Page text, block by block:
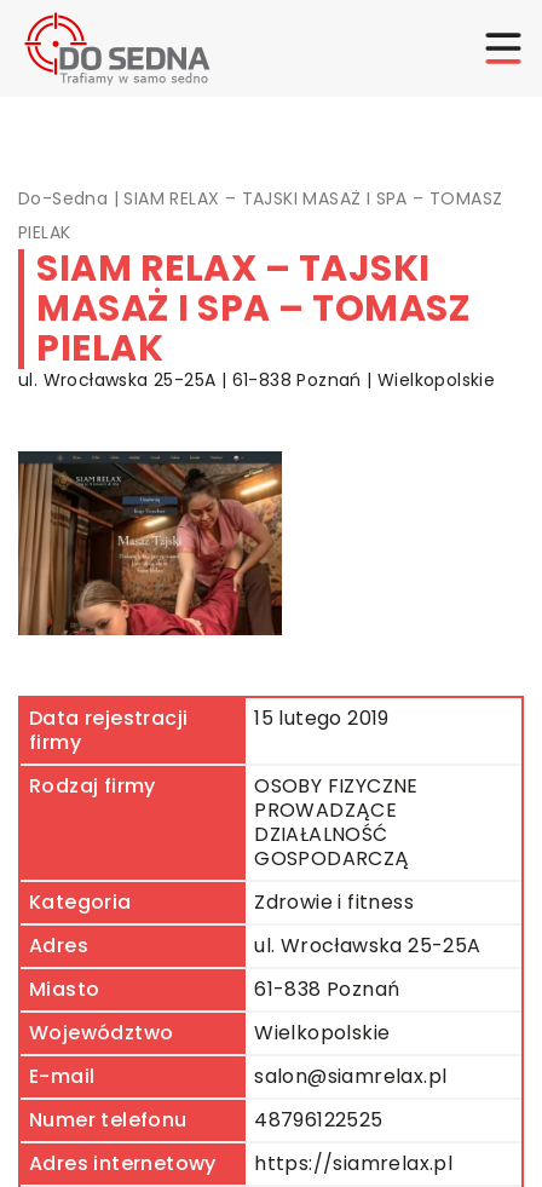
Do-Sedna |SIAM RELAX – TAJSKI MASAŻ I SPA – TOMASZ
PIELAK
SIAM RELAX – TAJSKI
MASAŻ I SPA – TOMASZ
PIELAK
ul. Wrocławska 25-25A | 61-838 Poznań | Wielkopolskie
Data rejestracji
firmy
15 lutego 2019
Rodzaj firmy
OSOBY FIZYCZNE
PROWADZĄCE
DZIAŁALNOŚĆ
GOSPODARCZĄ
Kategoria
Zdrowie i fitness
Adres
ul. Wrocławska 25-25A
Miasto
61-838 Poznań
Województwo
Wielkopolskie
E-mail
salon@siamrelax.pl
Numer telefonu
48796122525
Adres internetowy
https://siamrelax.pl